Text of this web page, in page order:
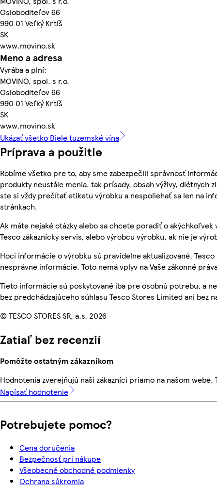
Osloboditeľov 66
990 01 Veľký Krtíš
SK
www.movino.sk
Meno a adresa
Vyrába a plní:
MOVINO, spol. s r.o.
Osloboditeľov 66
990 01 Veľký Krtíš
SK
www.movino.sk
Ukázať všetko Biele tuzemské vína
Príprava a použitie
Robíme všetko pre to, aby sme zabezpečili správnosť
produkty neustále menia, tak prísady, obsah výživy, diétnych
ste si vždy prečítať etiketu výrobku a nespoliehať sa len na
stránkach.
Ak máte nejaké otázky alebo sa chcete poradiť o akýchkoľvek
Tesco zákaznícky servis, alebo výrobcu výrobku, ak nie je
Hoci informácie o výrobku sú pravidelne aktualizované,
nesprávne informácie. Toto nemá vplyv na Vaše zákonné
Tieto informácie sú poskytované iba pre osobnú potrebu, a
bez predchádzajúceho súhlasu Tesco Stores Limited ani bez
© TESCO STORES SR, a.s. 2026
Zatiaľ bez recenzií
Pomôžte ostatným zákazníkom
Hodnotenia zverejňujú naši zákazníci priamo na našom
Napísať hodnotenie
Potrebujete pomoc?
Cena doručenia
Bezpečnosť pri nákupe
Všeobecné obchodné podmienky
Ochrana súkromia